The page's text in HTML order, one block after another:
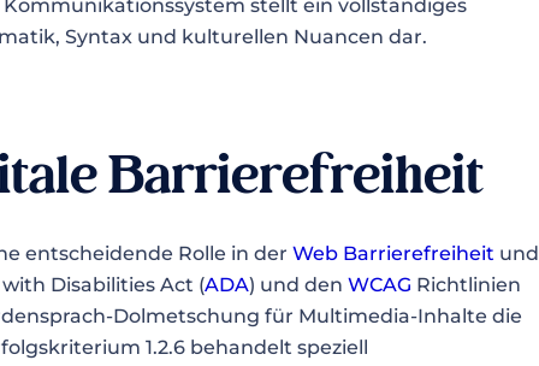
stellt ein vollständiges
Syntax und kulturellen Nuancen dar.
Barrierefreiheit
entscheidende Rolle in der Web Barrierefreiheit und
Disabilities Act (ADA) und den WCAG Richtlinien
Dolmetschung für Multimedia-Inhalte die
1.2.6 behandelt speziell